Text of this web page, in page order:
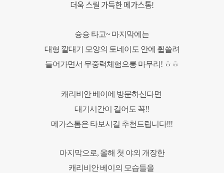
더욱 스릴 가득한 메가스톰!
슝슝 타고~ 마지막에는
대형 깔대기 모양의 토네이도 안에 휩쓸려
들어가면서 무중력체험으롱 마무리! ㅎㅎ
캐리비안 베이에 방문하신다면
대기시간이 길어도 꼭!!
메가스톰은 타보시길 추천드립니다!!!
마지막으로, 올해 첫 야외 개장한
캐리비안 베이의 모습들을